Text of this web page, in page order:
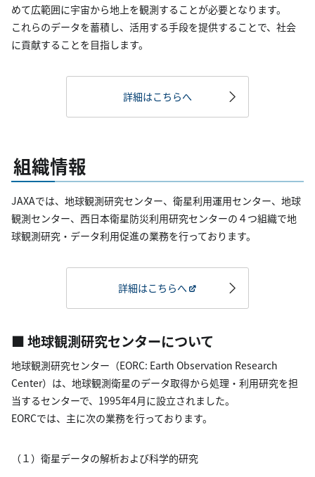
めて広範囲に宇宙から地上を観測することが必要となります。
これらのデータを蓄積し、活用する手段を提供することで、社会
に貢献することを目指します。
詳細はこちらへ
組織情報
JAXAでは、地球観測研究センター、衛星利用運用センター、地球
観測センター、西日本衛星防災利用研究センターの４つ組織で地
球観測研究・データ利用促進の業務を行っております。
詳細はこちらへ
■ 地球観測研究センターについて
地球観測研究センター（EORC: Earth Observation Research
Center）は、地球観測衛星のデータ取得から処理・利用研究を担
当するセンターで、1995年4月に設立されました。
EORCでは、主に次の業務を行っております。
（１）衛星データの解析および科学的研究